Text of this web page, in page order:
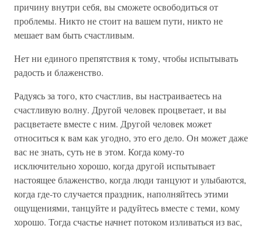
причину внутри себя, вы сможете освободиться от
проблемы. Никто не стоит на вашем пути, никто не
мешает вам быть счастливым.
Нет ни единого препятствия к тому, чтобы испытывать
радость и блаженство.
Радуясь за того, кто счастлив, вы настраиваетесь на
счастливую волну. Другой человек процветает, и вы
расцветаете вместе с ним. Другой человек может
относиться к вам как угодно, это его дело. Он может даже
вас не знать, суть не в этом. Когда кому-то
исключительно хорошо, когда другой испытывает
настоящее блаженство, когда люди танцуют и улыбаются,
когда где-то случается праздник, наполняйтесь этими
ощущениями, танцуйте и радуйтесь вместе с теми, кому
хорошо. Тогда счастье начнет потоком изливаться из вас,